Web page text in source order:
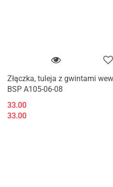
Złączka, tuleja z gwintami
BSP A105-06-08
33.00
33.00